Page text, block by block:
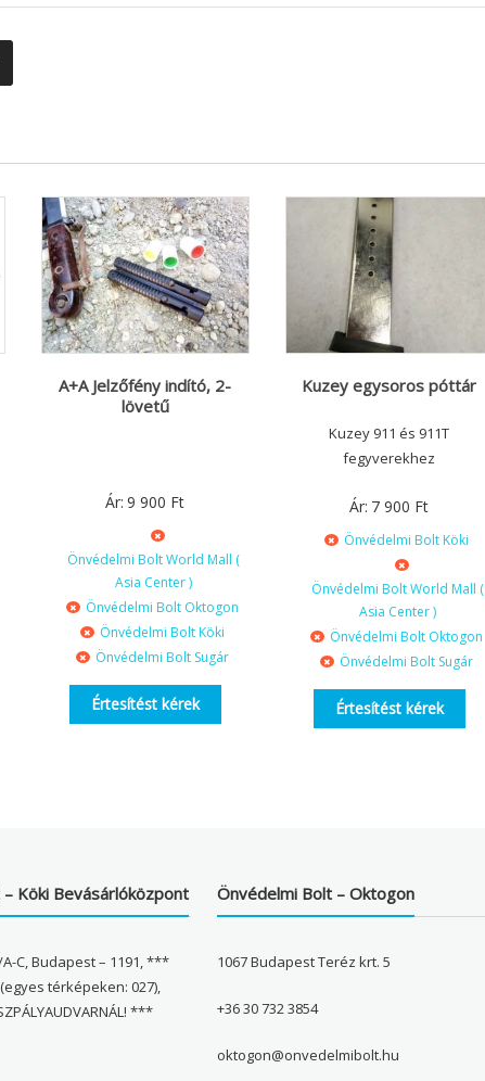
A+A Jelzőfény indító, 2-
lövetű
Ár: 9 900 Ft
Önvédelmi Bolt World Mall (
Asia Center )
Önvédelmi Bolt Oktogon
Önvédelmi Bolt Köki
Önvédelmi Bolt Sugár
Értesítést kérek
Kuzey egysoros póttár
Kuzey 911 és 911T
fegyverekhez
Ár: 7 900 Ft
Önvédelmi Bolt Köki
Önvédelmi Bolt World Mall (
Asia Center )
Önvédelmi Bolt Oktogon
Önvédelmi Bolt Sugár
Értesítést kérek
Köki Bevásárlóközpont
C, Budapest – 1191, ***
térképeken: 027),
***
Önvédelmi Bolt – Oktogon
1067 Budapest Teréz krt. 5
+36 30 732 3854
oktogon@onvedelmibolt.hu